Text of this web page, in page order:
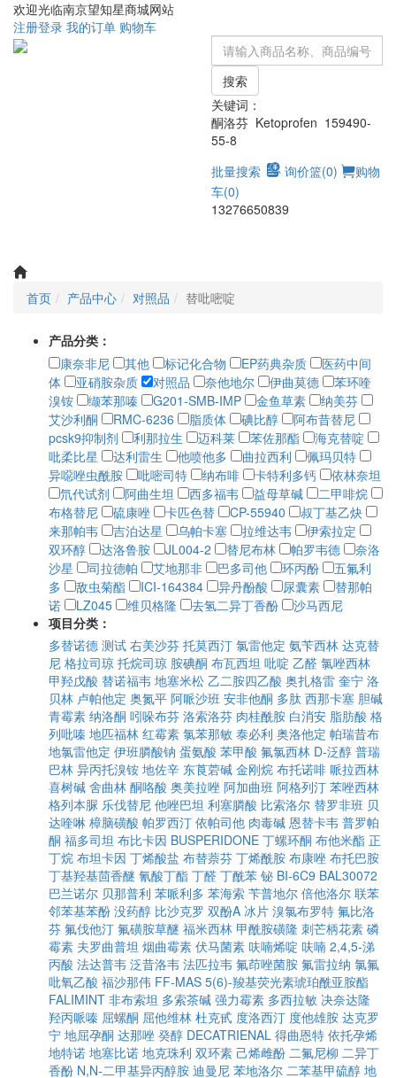
欢迎光临南京望知星商城网站
注册登录 我的订单 购物车
搜索
关键词：
酮洛芬 Ketoprofen 159490-
55-8
批量搜索
询价篮(0)
购物
车(0)
13276650839
首页 产品中心 对照品 替吡嘧啶
产品分类：
康奈非尼
其他 标记化合物 EP药典杂质
医药中间
体
亚硝胺杂质 对照品 奈他地尔 伊曲莫德
苯环喹
溴铵
缬苯那嗪 G201-SMB-IMP 金鱼草素
纳美芬
艾沙利酮
RMC-6236 脂质体 碘比醇
阿布昔替尼
pcsk9抑制剂
利那拉生 迈科莱 苯佐那酯
海克替啶
吡柔比星
达利雷生 他喷他多 曲拉西利
佩玛贝特
异噁唑虫酰胺
吡嘧司特 纳布啡 卡特利多钙
依林奈坦
氘代试剂
阿曲生坦 西多福韦 益母草碱
二甲啡烷
布格替尼
硫康唑 卡匹色替 CP-55940
叔丁基乙炔
来那帕韦
吉泊达星 乌帕卡塞 拉维达韦
伊索拉定
双环醇
达洛鲁胺 JL004-2 替尼布林 帕罗韦德
奈洛
沙星
司拉德帕 艾地那非 巴多司他 环丙酚
五氟利
多
敌虫菊酯 ICI-164384 异丹酚酸 尿囊素
替那帕
诺
LZ045 维贝格隆 去氢二异丁香酚
沙马西尼
项目分类：
多替诺德 测试 右美沙芬 托莫西汀 氯雷他定 氨苄西林 达克替
尼 格拉司琼 托烷司琼 胺碘酮 布瓦西坦 吡啶 乙醛 氯唑西林
甲羟戊酸 替诺福韦 地塞米松 乙二胺四乙酸 奥扎格雷 奎宁 洛
贝林 卢帕他定 奥氮平 阿哌沙班 安非他酮 多肽 西那卡塞 胆碱
青霉素 纳洛酮 吲哚布芬 洛索洛芬 肉桂酰胺 白消安 脂肪酸 格
列吡嗪 地匹福林 红霉素 氯苯那敏 泰必利 奥洛他定 帕瑞昔布
地氯雷他定 伊班膦酸钠 蛋氨酸 苯甲酸 氟氯西林 D-泛醇 普瑞
巴林 异丙托溴铵 地佐辛 东莨菪碱 金刚烷 布托诺啡 哌拉西林
喜树碱 舍曲林 酮咯酸 奥美拉唑 阿加曲班 阿格列汀 苯唑西林
格列本脲 乐伐替尼 他唑巴坦 利塞膦酸 比索洛尔 替罗非班 贝
达喹啉 樟脑磺酸 帕罗西汀 依帕司他 肉毒碱 恩替卡韦 普罗帕
酮 福多司坦 布比卡因 BUSPERIDONE 丁螺环酮 布他米酯 正
丁烷 布坦卡因 丁烯酸盐 布替萘芬 丁烯酰胺 布康唑 布托巴胺
丁基羟基茴香醚 氰酸丁酯 丁醛 丁酰苯 铋 BI-6C9 BAL30072
巴兰诺尔 贝那普利 苯哌利多 苯海索 苄普地尔 倍他洛尔 联苯
邻苯基苯酚 没药醇 比沙克罗 双酚A 冰片 溴氯布罗特 氟比洛
芬 氟伐他汀 氟磺胺草醚 福米西林 甲酰胺磺隆 刺芒柄花素 磷
霉素 夫罗曲普坦 烟曲霉素 伏马菌素 呋喃烯啶 呋喃 2,4,5-涕
丙酸 法达普韦 泛昔洛韦 法匹拉韦 氟茚唑菌胺 氟雷拉纳 氯氟
吡氧乙酸 福沙那伟 FF-MAS 5(6)-羧基荧光素琥珀酰亚胺酯
FALIMINT 非布索坦 多索茶碱 强力霉素 多西拉敏 决奈达隆
羟丙哌嗪 屈螺酮 屈他维林 杜克甙 度洛西汀 度他雄胺 达克罗
宁 地屈孕酮 达那唑 癸醇 DECATRIENAL 得曲恩特 依托孕烯
地特诺 地塞比诺 地克珠利 双环素 己烯雌酚 二氟尼柳 二异丁
香酚 N,N-二甲基异丙醇胺 迪曼尼 苯地洛尔 二苯基甲硫醇 地